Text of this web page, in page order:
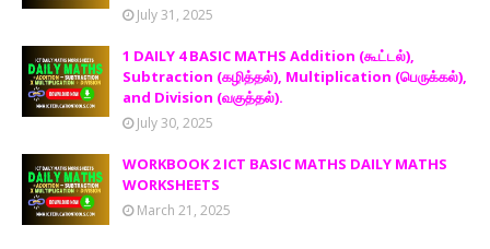
July 31, 2025
1 DAILY 4 BASIC MATHS Addition (கூட்டல்),
Subtraction (கழித்தல்), Multiplication (பெருக்கல்),
and Division (வகுத்தல்).
July 30, 2025
WORKBOOK 2 ICT BASIC MATHS DAILY MATHS
WORKSHEETS
March 21, 2025